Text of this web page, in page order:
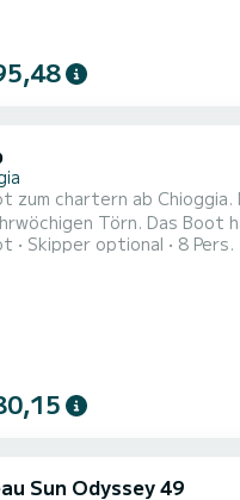
zum chartern ab
mit allem Komfort und eine Kapazität von 8 Personen. Mit einer Gesamtlänge von
wird es Ihr perfekter
Skipper optional 8 Pers.
Sun Odyssey 49